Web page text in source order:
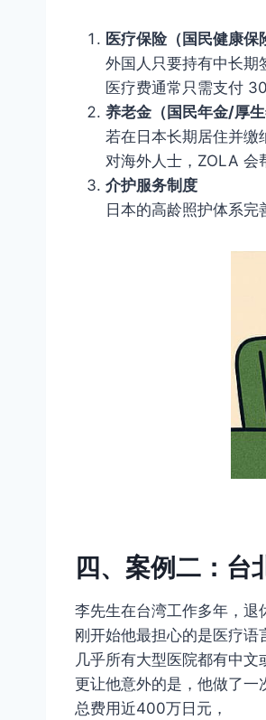
医疗保险（国民健康保
外国人只要持有中长期
医疗费通常只需支付
养老金（国民年金/厚生
若在日本长期居住并缴
对海外人士，ZOLA 会
介护服务制度
日本的高龄照护体系完
四、案例二：台
李先生在台湾工作多年，退
刚开始他最担心的是医疗语
几乎所有大型医院都有中文
更让他意外的是，他做了一
总费用近400万日元，